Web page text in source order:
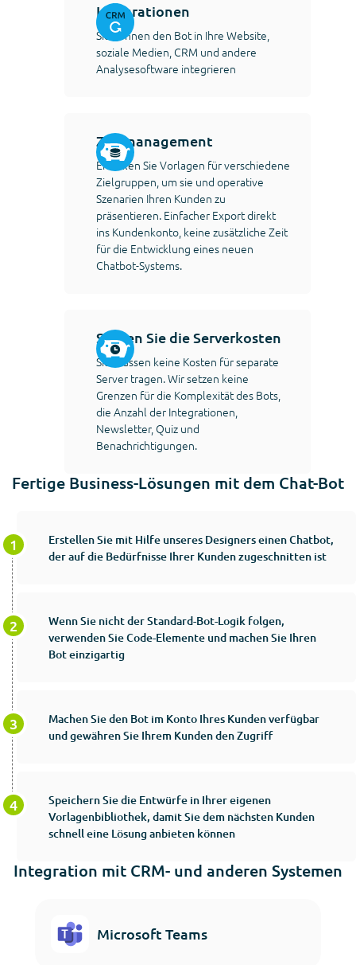
Integrationen
Sie können den Bot in Ihre Website,
soziale Medien, CRM und andere
Analysesoftware integrieren
Zeitmanagement
Erstellen Sie Vorlagen für verschiedene
Zielgruppen, um sie und operative
Szenarien Ihren Kunden zu
präsentieren. Einfacher Export direkt
ins Kundenkonto, keine zusätzliche Zeit
für die Entwicklung eines neuen
Chatbot-Systems.
Sparen Sie die Serverkosten
Sie müssen keine Kosten für separate
Server tragen. Wir setzen keine
Grenzen für die Komplexität des Bots,
die Anzahl der Integrationen,
Newsletter, Quiz und
Benachrichtigungen.
Fertige Business-Lösungen mit dem Chat-Bot
Erstellen Sie mit Hilfe unseres Designers einen Chatbot,
der auf die Bedürfnisse Ihrer Kunden zugeschnitten ist
Wenn Sie nicht der Standard-Bot-Logik folgen,
verwenden Sie Code-Elemente und machen Sie Ihren
Bot einzigartig
Machen Sie den Bot im Konto Ihres Kunden verfügbar
und gewähren Sie Ihrem Kunden den Zugriff
Speichern Sie die Entwürfe in Ihrer eigenen
Vorlagenbibliothek, damit Sie dem nächsten Kunden
schnell eine Lösung anbieten können
Integration mit CRM- und anderen Systemen
Microsoft Teams